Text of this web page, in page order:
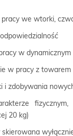
we wtorki,
w
w pracy z
i zdobywania
20 kg)